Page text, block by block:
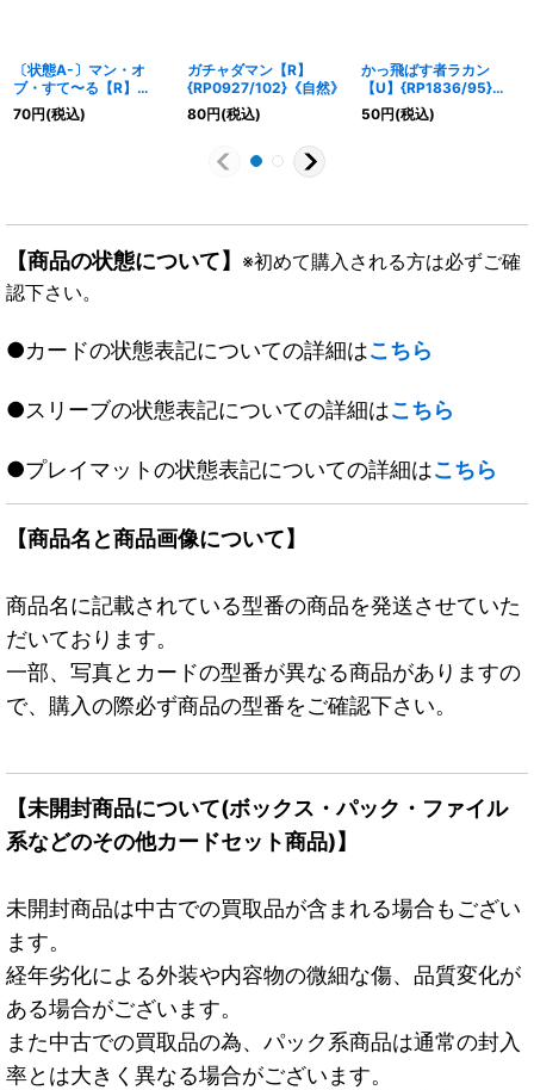
〔状態A-〕マン・オ
ブ・すて〜る【R】
{RP0928/102}《自然》
70円(税込)
ガチャダマン【R】
{RP0927/102}《自然》
80円(税込)
かっ飛ばす者ラカン
【U】{RP1836/95}
《水》
50円(税込)
【商品の状態について】 ※初めて購入される方は必ずご確
認下さい。
●カードの状態表記についての詳細はこちら
●スリーブの状態表記についての詳細はこちら
●プレイマットの状態表記についての詳細はこちら
【商品名と商品画像について】
商品名に記載されている型番の商品を発送させていた
だいております。
一部、写真とカードの型番が異なる商品がありますの
で、購入の際必ず商品の型番をご確認下さい。
【未開封商品について(ボックス・パック・ファイル
系などのその他カードセット商品)】
未開封商品は中古での買取品が含まれる場合もござい
ます。
経年劣化による外装や内容物の微細な傷、品質変化が
ある場合がございます。
また中古での買取品の為、パック系商品は通常の封入
率とは大きく異なる場合がございます。